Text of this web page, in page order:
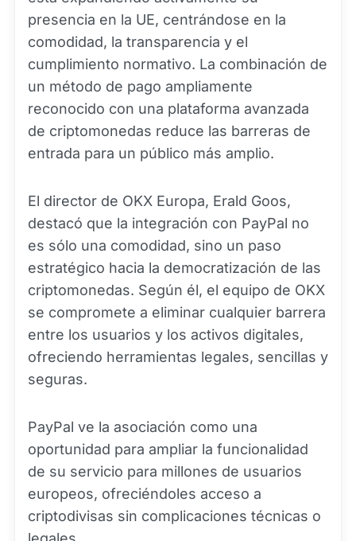
presencia en la UE, centrándose en la
comodidad, la transparencia y el
cumplimiento normativo. La combinación de
un método de pago ampliamente
reconocido con una plataforma avanzada
de criptomonedas reduce las barreras de
entrada para un público más amplio.
El director de OKX Europa, Erald Goos,
destacó que la integración con PayPal no
es sólo una comodidad, sino un paso
estratégico hacia la democratización de las
criptomonedas. Según él, el equipo de OKX
se compromete a eliminar cualquier barrera
entre los usuarios y los activos digitales,
ofreciendo herramientas legales, sencillas y
seguras.
PayPal ve la asociación como una
oportunidad para ampliar la funcionalidad
de su servicio para millones de usuarios
europeos, ofreciéndoles acceso a
criptodivisas sin complicaciones técnicas o